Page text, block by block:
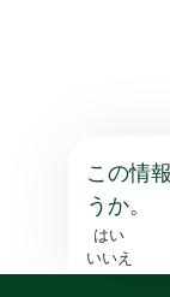
この情
うか。
はい
いいえ